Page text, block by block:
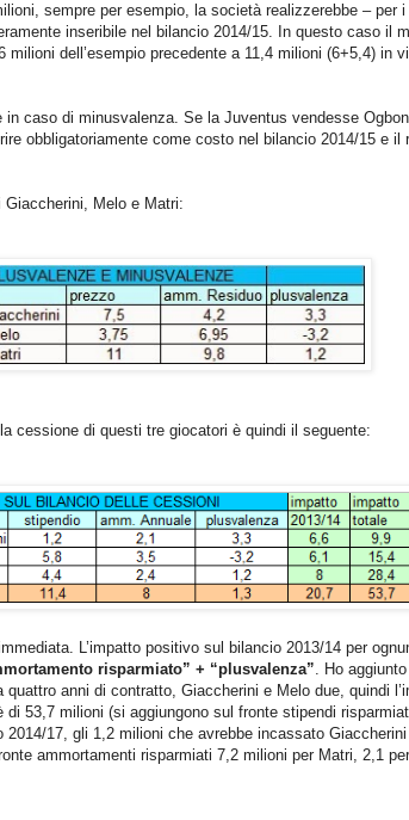
sempre per esempio, la società realizzerebbe – per
inseribile nel bilancio 2014/15. In questo caso il
dell’esempio precedente a 11,4 milioni (6+5,4) in
in caso di minusvalenza. Se la Juventus vendesse
obbligatoriamente come costo nel bilancio 2014/15 e il
Melo e Matri:
cessione di questi tre giocatori è quindi il seguente:
L’impatto positivo sul bilancio 2013/14 per
risparmiato” + “plusvalenza”. Ho aggiunto
anni di contratto, Giaccherini e Melo due, quindi
53,7 milioni (si aggiungono sul fronte stipendi
17, gli 1,2 milioni che avrebbe incassato
ammortamenti risparmiati 7,2 milioni per Matri, 2,1